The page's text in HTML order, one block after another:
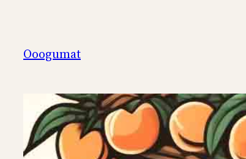
содержимому
Ooogumat